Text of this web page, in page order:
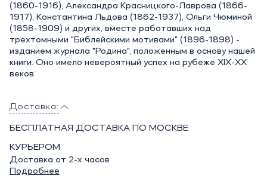
(1860-1916), Александра Красницкого-Лаврова (1866-
1917), Константина Льдова (1862-1937), Ольги Чюминой
(1858-1909) и других, вместе работавших над
трехтомными "Библейскими мотивами" (1896-1898) -
изданием журнала "Родина", положенным в основу нашей
книги. Оно имело невероятный успех на рубеже XIX-XX
веков.
Доставка:
БЕСПЛАТНАЯ ДОСТАВКА ПО МОСКВЕ
КУРЬЕРОМ
Доставка от 2-х часов
Подробнее